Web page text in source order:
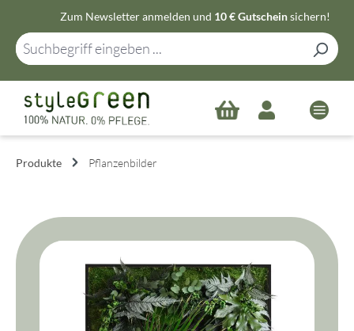
Zum Hauptinhalt springen
Zum Newsletter anmelden und 10 € Gutscheinsichern!
Produkte Pflanzenbilder
Bildergalerie überspringen